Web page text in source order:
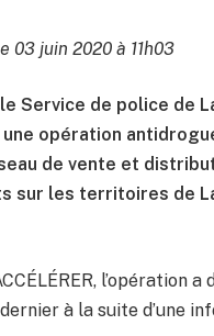
03 juin 2020 à 11h03
le Service de police de
opération
de vente et
sur les territoires de
l’opération a
à la suite d’une